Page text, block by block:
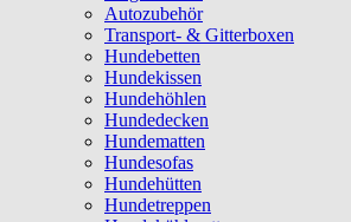
Autozubehör
Transport- & Gitterboxen
Hundebetten
Hundekissen
Hundehöhlen
Hundedecken
Hundematten
Hundesofas
Hundehütten
Hundetreppen